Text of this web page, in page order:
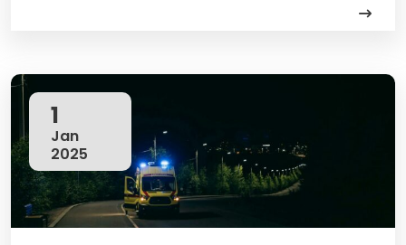
1
Jan
2025